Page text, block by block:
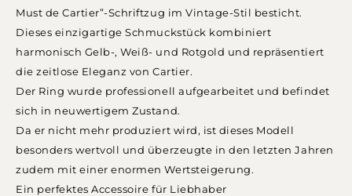
Must de Cartier”-Schriftzug im Vintage-Stil besticht.
Dieses einzigartige Schmuckstück kombiniert
harmonisch Gelb-, Weiß- und Rotgold und repräsentiert
die zeitlose Eleganz von Cartier.
Der Ring wurde professionell aufgearbeitet und befindet
sich in neuwertigem Zustand.
Da er nicht mehr produziert wird, ist dieses Modell
besonders wertvoll und überzeugte in den letzten Jahren
zudem mit einer enormen Wertsteigerung.
Ein perfektes Accessoire für Liebhaber